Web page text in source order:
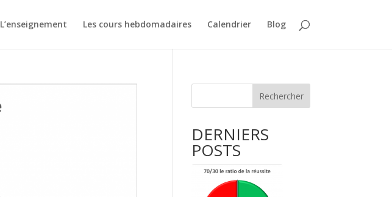
L’enseignement Les cours hebdomadaires Calendrier Blog
Rechercher
DERNIERS
POSTS